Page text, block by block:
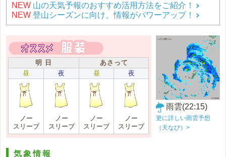
NEW 山の天気予報のおすすめ活用方法をご紹介！
NEW 登山シーズンに向け、情報がパワーアップ！
明 日
あさって
昼
夜 昼 夜
ノー
スリーブ
ノー
スリーブ
ノー
スリーブ
ノー
スリーブ
雨雲(22:15)
更に詳しい雨雲予想
（天なび）>
気象情報